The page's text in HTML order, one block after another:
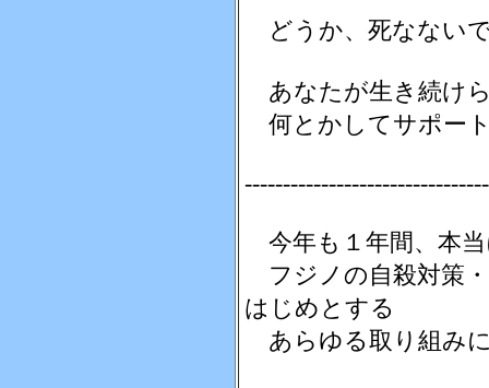
どうか、死なない
あなたが生き続け
何とかしてサポー
今年も１年間、本
フジノの自殺対策
はじめとする
あらゆる取り組み